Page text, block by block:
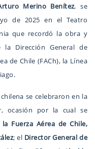
Merino Benítez, se
de 2025 en el Teatro
que recordó la obra y
Dirección General de
de Chile (FACh), la Línea
se celebraron en la
ocasión por la cual se
Fuerza Aérea de Chile,
; el Director General de